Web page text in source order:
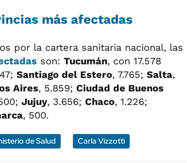
más afectadas
por la cartera sanitaria nacional, las
son: Tucumán, con 17.578
Santiago del Estero, 7.765; Salta,
Aires, 5.859; Ciudad de Buenos
Jujuy, 3.656; Chaco, 1.226;
, 500.
de Salud Carla Vizzotti